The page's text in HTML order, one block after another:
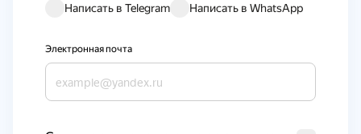
Написать в Telegram
Написать в WhatsApp
Электронная почта